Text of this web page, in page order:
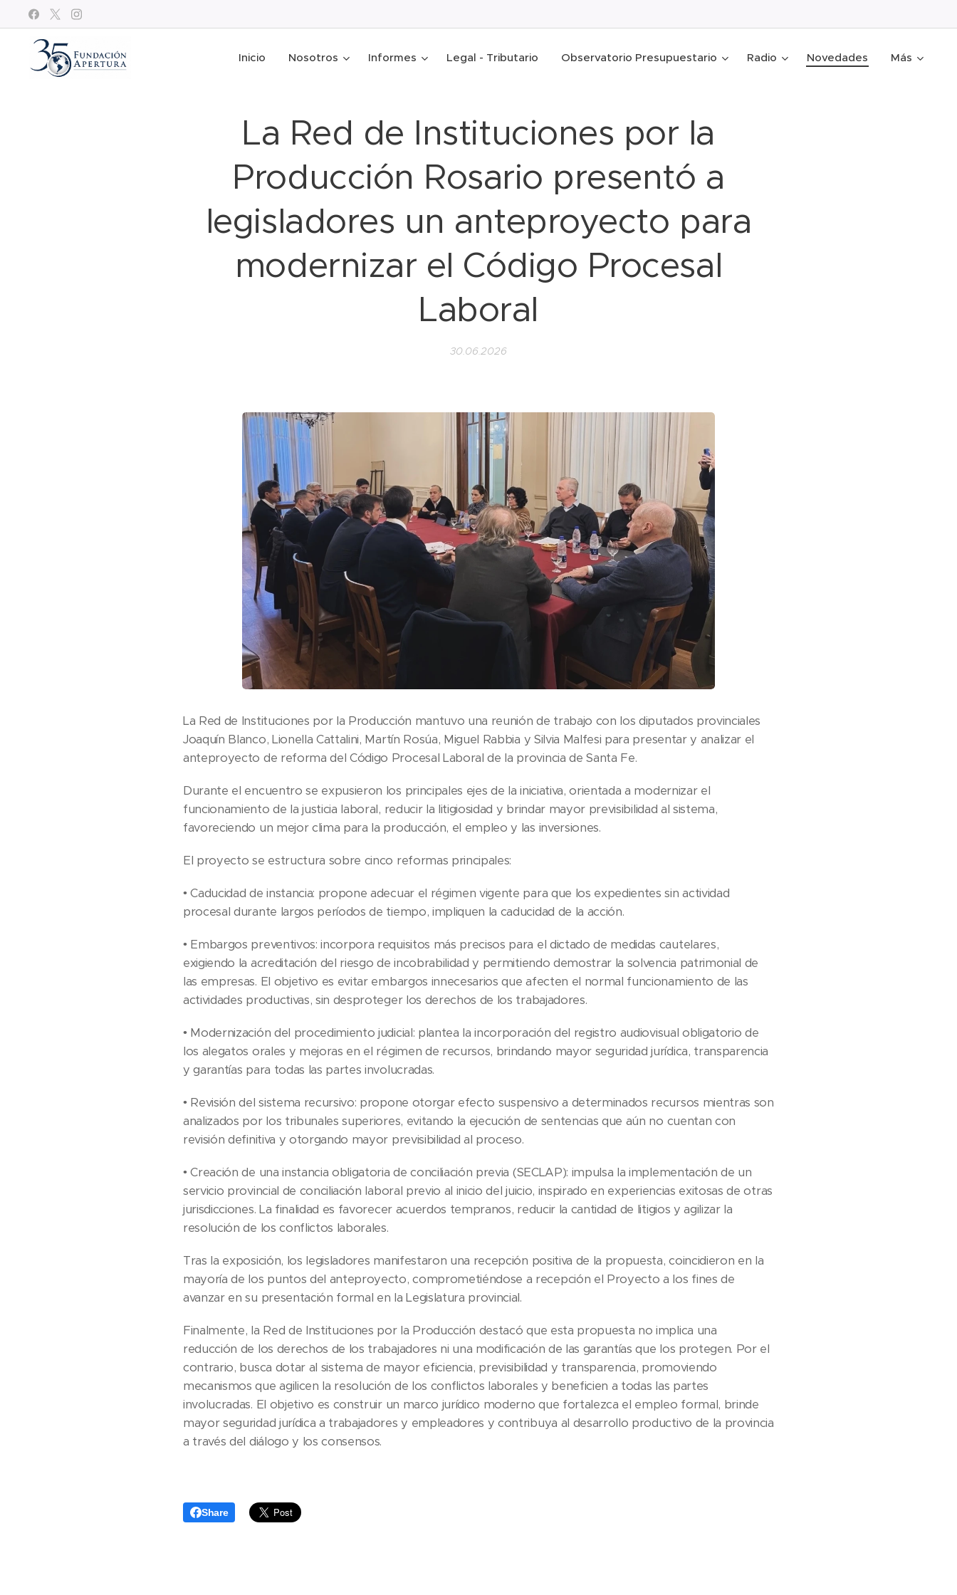
Inicio Nosotros Informes Legal - Tributario Observatorio Presupuestario Radio Novedades Más
La Red de Instituciones por la
Producción Rosario presentó a
legisladores un anteproyecto para
modernizar el Código Procesal
Laboral
30.06.2026
La Red de Instituciones por la Producción mantuvo una reunión de trabajo con los diputados provinciales
Joaquín Blanco, Lionella Cattalini, Martín Rosúa, Miguel Rabbia y Silvia Malfesi para presentar y analizar el
anteproyecto de reforma del Código Procesal Laboral de la provincia de Santa Fe.
Durante el encuentro se expusieron los principales ejes de la iniciativa, orientada a modernizar el
funcionamiento de la justicia laboral, reducir la litigiosidad y brindar mayor previsibilidad al sistema,
favoreciendo un mejor clima para la producción, el empleo y las inversiones.
El proyecto se estructura sobre cinco reformas principales:
• Caducidad de instancia: propone adecuar el régimen vigente para que los expedientes sin actividad
procesal durante largos períodos de tiempo, impliquen la caducidad de la acción.
• Embargos preventivos: incorpora requisitos más precisos para el dictado de medidas cautelares,
exigiendo la acreditación del riesgo de incobrabilidad y permitiendo demostrar la solvencia patrimonial de
las empresas. El objetivo es evitar embargos innecesarios que afecten el normal funcionamiento de las
actividades productivas, sin desproteger los derechos de los trabajadores.
• Modernización del procedimiento judicial: plantea la incorporación del registro audiovisual obligatorio de
los alegatos orales y mejoras en el régimen de recursos, brindando mayor seguridad jurídica, transparencia
y garantías para todas las partes involucradas.
• Revisión del sistema recursivo: propone otorgar efecto suspensivo a determinados recursos mientras son
analizados por los tribunales superiores, evitando la ejecución de sentencias que aún no cuentan con
revisión definitiva y otorgando mayor previsibilidad al proceso.
• Creación de una instancia obligatoria de conciliación previa (SECLAP): impulsa la implementación de un
servicio provincial de conciliación laboral previo al inicio del juicio, inspirado en experiencias exitosas de otras
jurisdicciones. La finalidad es favorecer acuerdos tempranos, reducir la cantidad de litigios y agilizar la
resolución de los conflictos laborales.
Tras la exposición, los legisladores manifestaron una recepción positiva de la propuesta, coincidieron en la
mayoría de los puntos del anteproyecto, comprometiéndose a recepción el Proyecto a los fines de
avanzar en su presentación formal en la Legislatura provincial.
Finalmente, la Red de Instituciones por la Producción destacó que esta propuesta no implica una
reducción de los derechos de los trabajadores ni una modificación de las garantías que los protegen. Por el
contrario, busca dotar al sistema de mayor eficiencia, previsibilidad y transparencia, promoviendo
mecanismos que agilicen la resolución de los conflictos laborales y beneficien a todas las partes
involucradas. El objetivo es construir un marco jurídico moderno que fortalezca el empleo formal, brinde
mayor seguridad jurídica a trabajadores y empleadores y contribuya al desarrollo productivo de la provincia
a través del diálogo y los consensos.
Share